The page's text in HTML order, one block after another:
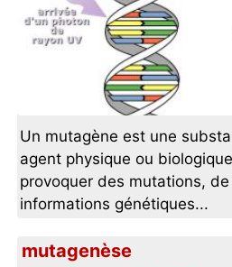
Un mutagène est une
agent physique ou
provoquer des mutations,
informations génétiques...
mutagenèse